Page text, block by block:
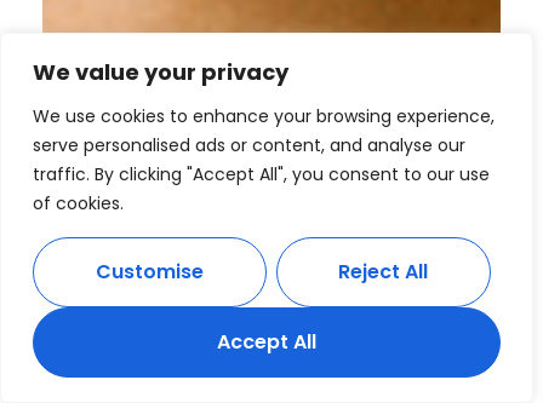
We value your privacy
We use cookies to enhance your browsing experience,
serve personalised ads or content, and analyse our
traffic. By clicking "Accept All", you consent to our use
of cookies.
Customise Reject All
Accept All